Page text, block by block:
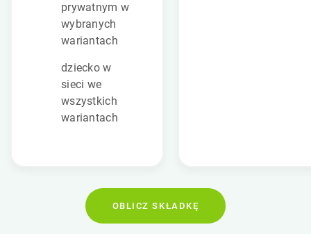
prywatnym w
wybranych
wariantach
dziecko w
sieci we
wszystkich
wariantach
OBLICZ SKŁADKĘ